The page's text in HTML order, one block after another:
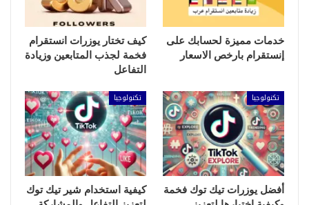
خدمات مميزة لحسابك على
إنستقرام بارخص الاسعار
كيف تختار يوزرات انستقرام
فخمة لجذب المتابعين وزيادة
التفاعل
تكنولوجيا
أفضل يوزرات تيك توك فخمة
تكنولوجيا
كيفية استخدام شير تيك توك